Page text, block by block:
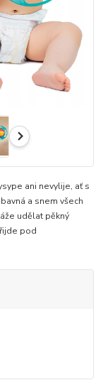
ani nevylije, ať s
a snem všech
udělat pěkný
pod